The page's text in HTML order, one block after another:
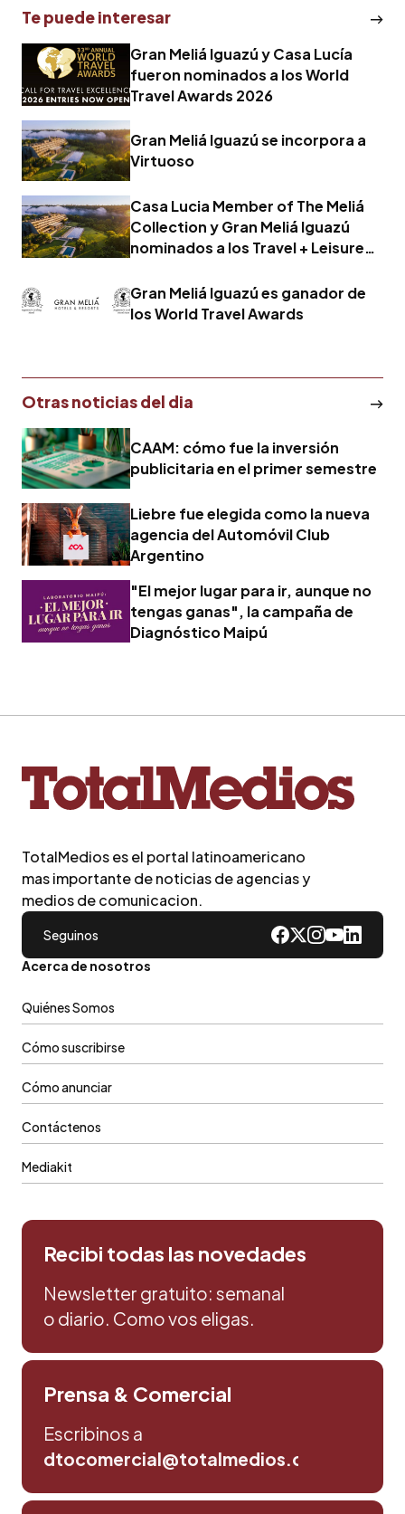
Te puede interesar
Gran Meliá Iguazú y Casa Lucía
fueron nominados a los World
Travel Awards 2026
Gran Meliá Iguazú se incorpora a
Virtuoso
Casa Lucia Member of The Meliá
Collection y Gran Meliá Iguazú
nominados a los Travel + Leisure
Gran Meliá Iguazú es ganador de
los World Travel Awards
Otras noticias del dia
CAAM: cómo fue la inversión
publicitaria en el primer semestre
Liebre fue elegida como la nueva
agencia del Automóvil Club
Argentino
"El mejor lugar para ir, aunque no
tengas ganas", la campaña de
Diagnóstico Maipú
TotalMedios es el portal latinoamericano
mas importante de noticias de agencias y
medios de comunicacion.
Seguinos
Acerca de nosotros
Quiénes Somos
Cómo suscribirse
Cómo anunciar
Contáctenos
Mediakit
Recibi todas las novedades
Newsletter gratuito: semanal
o diario. Como vos eligas.
Prensa & Comercial
Escribinos a
dtocomercial@totalmedios.com